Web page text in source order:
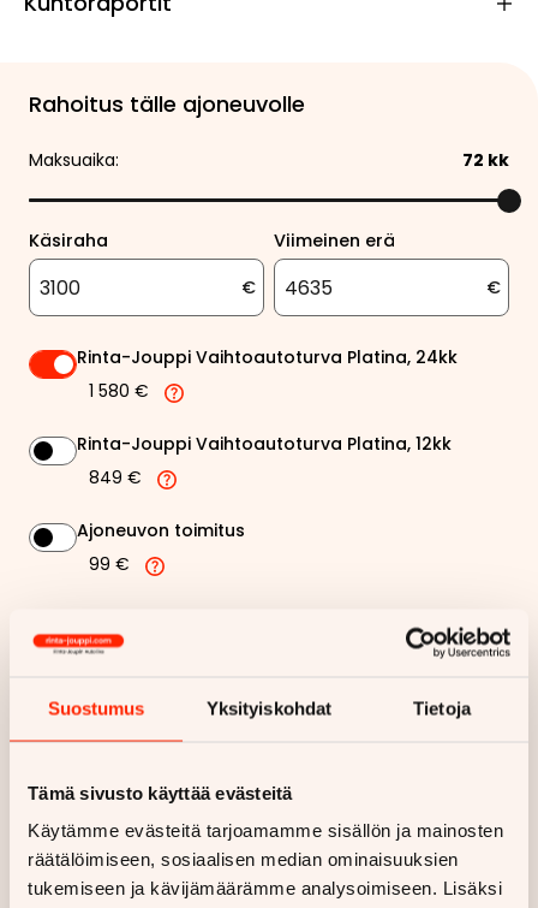
Suostumus Yksityiskohdat Tietoja
Tämä sivusto käyttää evästeitä
Käytämme evästeitä tarjoamamme sisällön ja mainosten
räätälöimiseen, sosiaalisen median ominaisuuksien
tukemiseen ja kävijämäärämme analysoimiseen. Lisäksi
Rahoitus tälle ajoneuvolle
Maksuaika: 72 kk
Käsiraha
€
Viimeinen erä
€
Rinta-Jouppi Vaihtoautoturva Platina, 24kk
1 580 €
Rinta-Jouppi Vaihtoautoturva Platina, 12kk
849 €
Ajoneuvon toimitus
99 €
99 €
Kuukausierä
Haluan myös tarjouksen vakuutuksesta